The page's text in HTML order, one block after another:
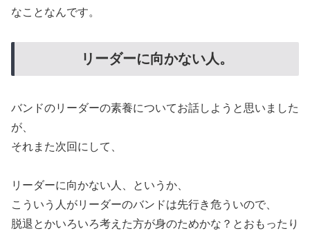
なことなんです。
リーダーに向かない人。
バンドのリーダーの素養についてお話しようと思いました
が、
それまた次回にして、
リーダーに向かない人、というか、
こういう人がリーダーのバンドは先行き危ういので、
脱退とかいろいろ考えた方が身のためかな？とおもったり